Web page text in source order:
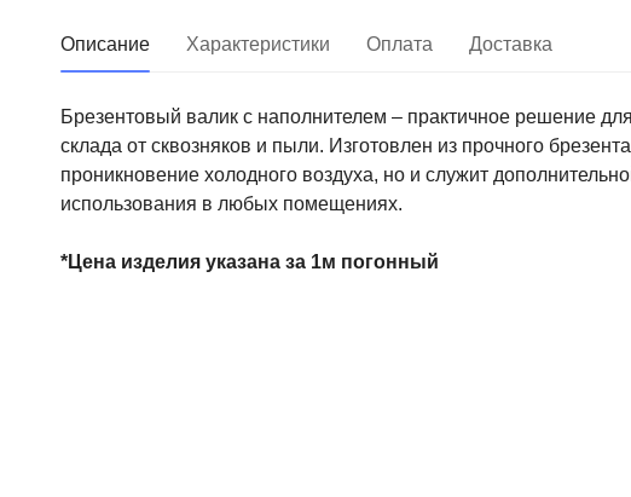
Описание Характеристики Оплата Доставка
Брезентовый валик с наполнителем – практичное решение
склада от сквозняков и пыли. Изготовлен из прочного
проникновение холодного воздуха, но и служит
использования в любых помещениях.
*Цена изделия указана за 1м погонный